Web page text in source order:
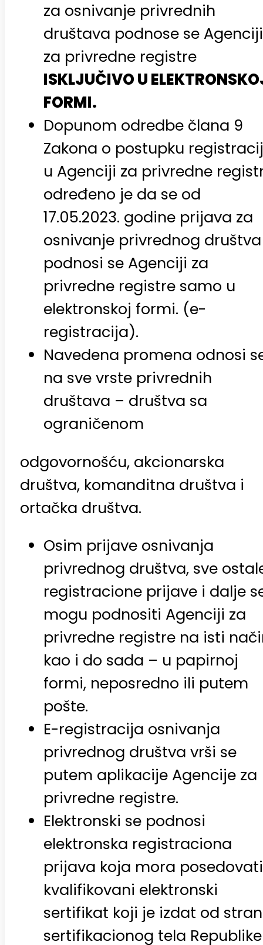
za osnivanje privrednih
društava podnose se Agenciji
za privredne registre
ISKLJUČIVO U
FORMI.
Dopunom odredbe člana 9
Zakona o postupku
u Agenciji za privredne
određeno je da se od
17.05.2023. godine prijava za
osnivanje privrednog društva
podnosi se Agenciji za
privredne registre samo u
elektronskoj formi. (e-
registracija).
Navedena promena odnosi
na sve vrste privrednih
društava – društva sa
ograničenom
odgovornošću, akcionarska
društva, komanditna društva i
ortačka društva.
Osim prijave osnivanja
privrednog društva, sve
registracione prijave i dalje
mogu podnositi Agenciji za
privredne registre na isti
kao i do sada – u papirnoj
formi, neposredno ili putem
pošte.
E-registracija osnivanja
privrednog društva vrši se
putem aplikacije Agencije za
privredne registre.
Elektronski se podnosi
elektronska registraciona
prijava koja mora posedovati
kvalifikovani elektronski
sertifikat koji je izdat od
sertifikacionog tela Republike